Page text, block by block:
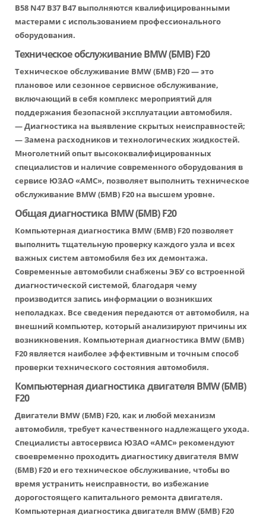
B58 N47 B37 B47 выполняются квалифицированными
мастерами с использованием профессионального
оборудования.
Техническое обслуживание BMW (БМВ) F20
Техническое обслуживание BMW (БМВ) F20 — это
плановое или сезонное сервисное обслуживание,
включающий в себя комплекс мероприятий для
поддержания безопасной эксплуатации автомобиля.
— Диагностика на выявление скрытых неисправностей;
— Замена расходников и технологических жидкостей.
Многолетний опыт высококвалифицированных
специалистов и наличие современного оборудования в
сервисе ЮЗАО «АМС», позволяет выполнить техническое
обслуживание BMW (БМВ) F20 на высшем уровне.
Общая диагностика BMW (БМВ) F20
Компьютерная диагностика BMW (БМВ) F20 позволяет
выполнить тщательную проверку каждого узла и всех
важных систем автомобиля без их демонтажа.
Современные автомобили снабжены ЭБУ со встроенной
диагностической системой, благодаря чему
производится запись информации о возникших
неполадках. Все сведения передаются от автомобиля, на
внешний компьютер, который анализируют причины их
возникновения. Компьютерная диагностика BMW (БМВ)
F20 является наиболее эффективным и точным способ
проверки технического состояния автомобиля.
Компьютерная диагностика двигателя BMW (БМВ)
F20
Двигатели BMW (БМВ) F20, как и любой механизм
автомобиля, требует качественного надлежащего ухода.
Специалисты автосервиса ЮЗАО «АМС» рекомендуют
своевременно проходить диагностику двигателя BMW
(БМВ) F20 и его техническое обслуживание, чтобы во
время устранить неисправности, во избежание
дорогостоящего капитального ремонта двигателя.
Компьютерная диагностика двигателя BMW (БМВ) F20